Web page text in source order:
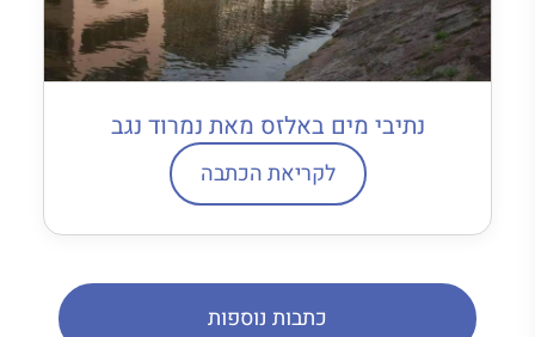
נתיבי מים באלזס מאת נמרוד נגב
לקריאת הכתבה
כתבות נוספות